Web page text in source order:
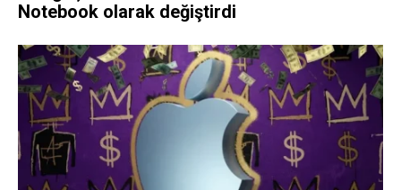
Notebook olarak değiştirdi